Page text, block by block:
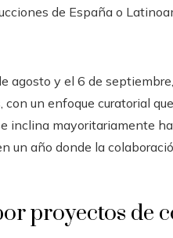
de España o
agosto y el 6 de
un enfoque curatorial
inclina mayoritariamente
un año donde la
proyectos de